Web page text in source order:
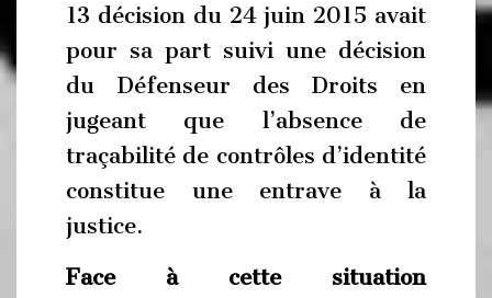
13 décision du 24 juin 2015 avait
pour sa part suivi une décision
du Défenseur des Droits en
jugeant que l’absence de
traçabilité de contrôles d’identité
constitue une entrave à la
justice.
Face à cette situation